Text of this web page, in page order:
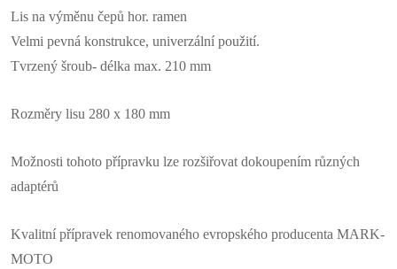
Lis na výměnu čepů hor. ramen
Velmi pevná konstrukce, univerzální použití.
Tvrzený šroub- délka max. 210 mm
Rozměry lisu 280 x 180 mm
Možnosti tohoto přípravku lze rozšiřovat dokoupením různých
adaptérů
Kvalitní přípravek renomovaného evropského producenta MARK-
MOTO